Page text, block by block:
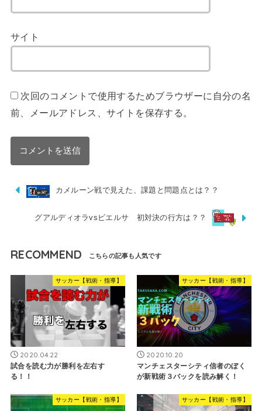
サイト
次回のコメントで使用するためブラウザーに自分の名
前、メールアドレス、サイトを保存する。
カメルーン戦で見えた、課題と問題点とは？？
グアルディオラvsビエルサ 初対決の行方は？？
RECOMMEND
サッカー【戦術・指導】
2020.04.22
試合を読む力が勝利を左右す
る！！
サッカー【戦術・指導】
2020.10.20
マンチェスターシティ信者のぼく
が新戦術３バックを読み解く！
サッカー【戦術・指導】 サッカー【戦術・指導】